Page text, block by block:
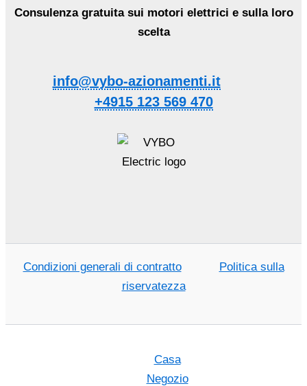
Consulenza gratuita sui motori elettrici e sulla loro
scelta
info@vybo-azionamenti.it
+4915 123 569 470
Condizioni generali di contratto
Politica sulla
riservatezza
Casa
Negozio